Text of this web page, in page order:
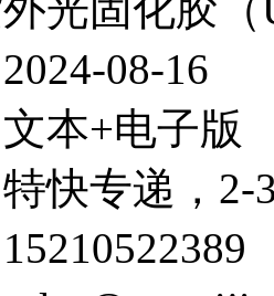
08-16
本+电子版
快专递，2-